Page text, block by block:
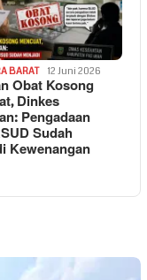
BARAT 12 Juni 2026
Obat Kosong
Dinkes
Pengadaan
Sudah
Kewenangan